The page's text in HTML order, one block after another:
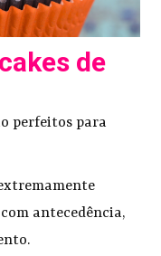
de
perfeitos para
antecedência,